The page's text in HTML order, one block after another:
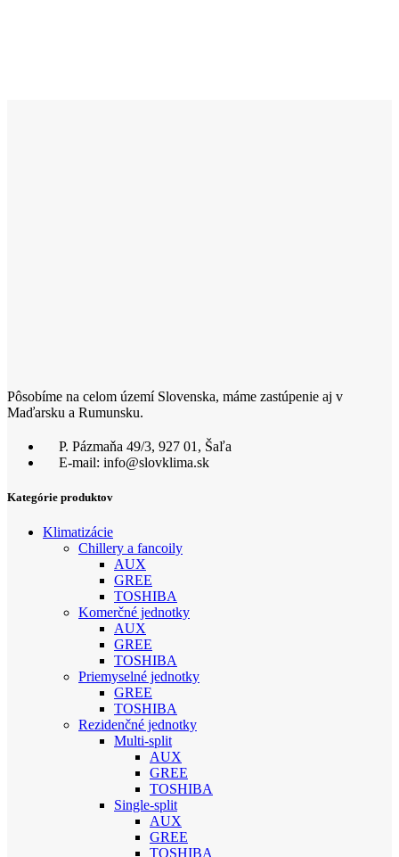
Pôsobíme na celom území Slovenska, máme zastúpenie aj v
Maďarsku a Rumunsku.
P. Pázmaňa 49/3, 927 01, Šaľa
E-mail: info@slovklima.sk
Kategórie produktov
Klimatizácie
Chillery a fancoily
AUX
GREE
TOSHIBA
Komerčné jednotky
AUX
GREE
TOSHIBA
Priemyselné jednotky
GREE
TOSHIBA
Rezidenčné jednotky
Multi-split
AUX
GREE
TOSHIBA
Single-split
AUX
GREE
TOSHIBA